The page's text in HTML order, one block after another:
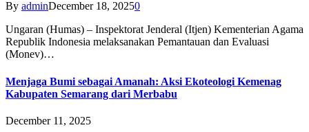
By adminDecember 18, 20250
Ungaran (Humas) – Inspektorat Jenderal (Itjen) Kementerian Agama
Republik Indonesia melaksanakan Pemantauan dan Evaluasi
(Monev)…
Menjaga Bumi sebagai Amanah: Aksi Ekoteologi Kemenag
Kabupaten Semarang dari Merbabu
December 11, 2025